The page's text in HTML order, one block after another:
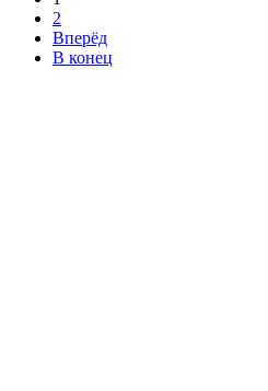
2
Вперёд
В конец